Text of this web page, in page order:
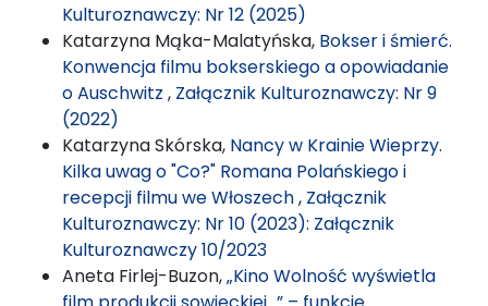
Kulturoznawczy: Nr 12 (2025)
Katarzyna Mąka-Malatyńska, Bokser i śmierć.
Konwencja filmu bokserskiego a opowiadanie
o Auschwitz , Załącznik Kulturoznawczy: Nr 9
(2022)
Katarzyna Skórska, Nancy w Krainie Wieprzy.
Kilka uwag o "Co?" Romana Polańskiego i
recepcji filmu we Włoszech, Załącznik
Kulturoznawczy: Nr 10 (2023): Załącznik
Kulturoznawczy 10/2023
Aneta Firlej-Buzon,„Kino Wolność wyświetla